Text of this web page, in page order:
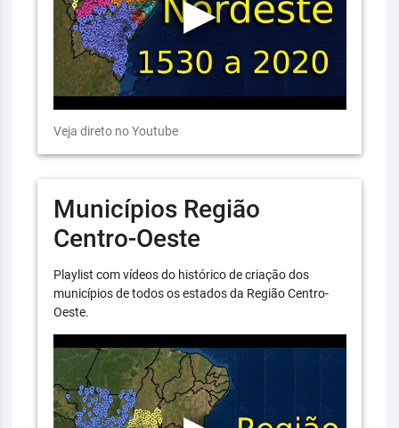
Veja direto no Youtube
Municípios Região
Centro-Oeste
Playlist com vídeos do histórico de criação dos
municípios de todos os estados da Região Centro-
Oeste.